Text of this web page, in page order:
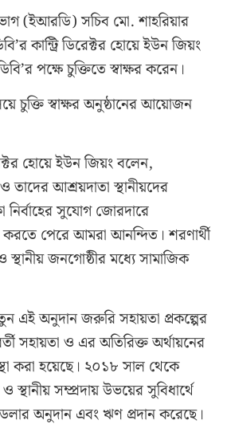
(ইআরডি) সচিব মো. শাহরিয়ার
কান্ট্রি ডিরেক্টর হোয়ে ইউন জিয়ং
পক্ষে চুক্তিতে স্বাক্ষর করেন।
চুক্তি স্বাক্ষর অনুষ্ঠানের আয়োজন
হোয়ে ইউন জিয়ং বলেন,
তাদের আশ্রয়দাতা স্থানীয়দের
নির্বাহের সুযোগ জোরদারে
করতে পেরে আমরা আনন্দিত। শরণার্থী
স্থানীয় জনগোষ্ঠীর মধ্যে সামাজিক
এই অনুদান জরুরি সহায়তা প্রকল্পের
সহায়তা ও এর অতিরিক্ত অর্থায়নের
করা হয়েছে। ২০১৮ সাল থেকে
স্থানীয় সম্প্রদায় উভয়ের সুবিধার্থে
অনুদান এবং ঋণ প্রদান করেছে।